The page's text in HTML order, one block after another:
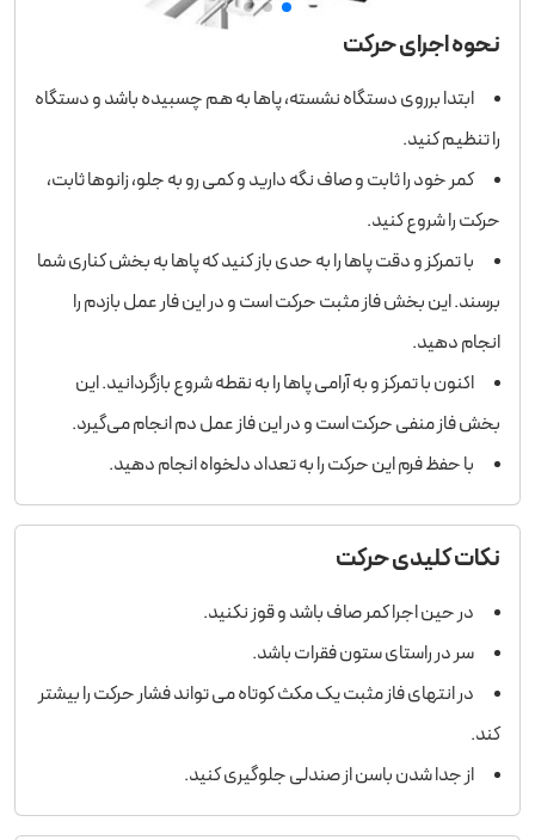
نحوه اجرای حرکت
ابتدا برروی دستگاه نشسته، پاها به هم چسبیده باشد و دستگاه
را تنظیم کنید.
کمر خود را ثابت و صاف نگه دارید و کمی رو به جلو، زانوها ثابت،
حرکت را شروع کنید.
با تمرکز و دقت پاها را به حدی باز کنید که پاها به بخش کناری شما
برسند. این بخش فاز مثبت حرکت است و در این فار عمل بازدم را
انجام دهید.
اکنون با تمرکز و به آرامی پاها را به نقطه شروع بازگردانید. این
بخش فاز منفی حرکت است و در این فاز عمل دم انجام می‌گیرد.
با حفظ فرم این حرکت را به تعداد دلخواه انجام دهید.
نکات کلیدی حرکت
در حین اجرا کمر صاف باشد و قوز نکنید.
سر در راستای ستون فقرات باشد.
در انتهای فاز مثبت یک مکث کوتاه می تواند فشار حرکت را بیشتر
کند.
از جدا شدن باسن از صندلی جلوگیری کنید.